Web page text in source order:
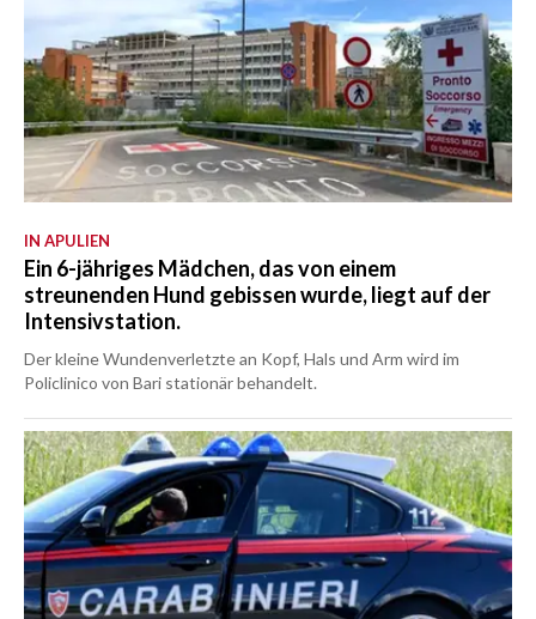
IN APULIEN
Ein 6-jähriges Mädchen, das von einem
streunenden Hund gebissen wurde, liegt auf der
Intensivstation.
Der kleine Wundenverletzte an Kopf, Hals und Arm wird im
Policlinico von Bari stationär behandelt.